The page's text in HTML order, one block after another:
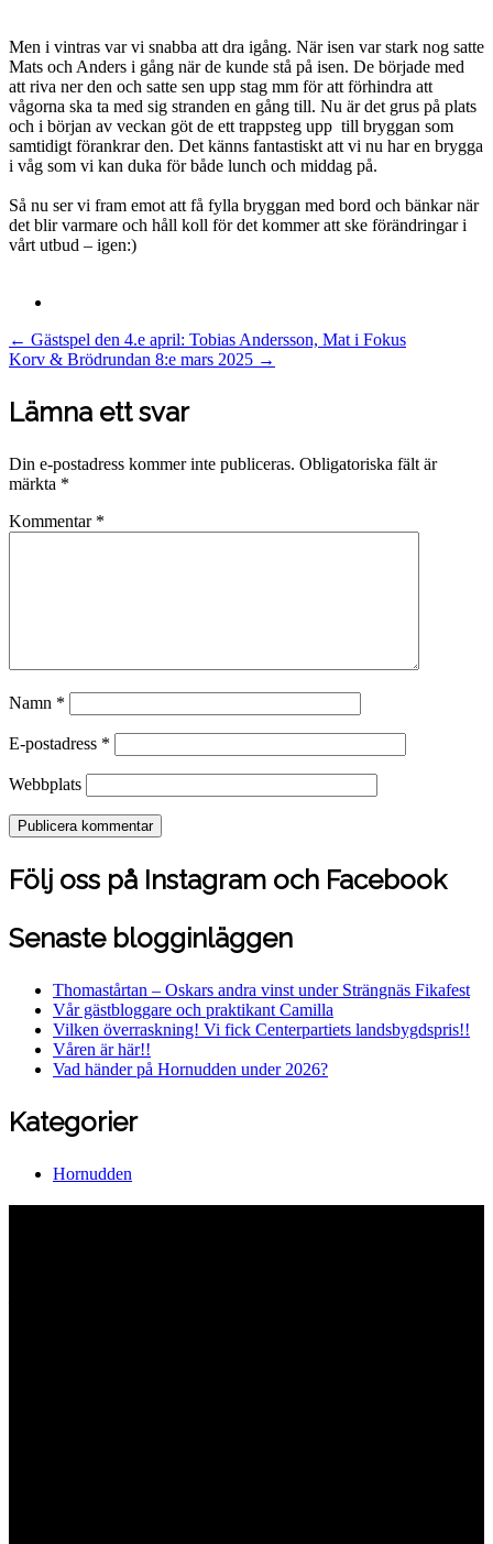
Men i vintras var vi snabba att dra igång. När isen var stark nog satte
Mats och Anders i gång när de kunde stå på isen. De började med
att riva ner den och satte sen upp stag mm för att förhindra att
vågorna ska ta med sig stranden en gång till. Nu är det grus på plats
och i början av veckan göt de ett trappsteg upp till bryggan som
samtidigt förankrar den. Det känns fantastiskt att vi nu har en brygga
i våg som vi kan duka för både lunch och middag på.
Så nu ser vi fram emot att få fylla bryggan med bord och bänkar när
det blir varmare och håll koll för det kommer att ske förändringar i
vårt utbud – igen:)
Post
navigation
← Gästspel den 4.e april: Tobias Andersson, Mat i Fokus
Korv & Brödrundan 8:e mars 2025 →
Lämna ett svar
Din e-postadress kommer inte publiceras. Obligatoriska fält är
märkta *
Kommentar *
Namn *
E-postadress *
Webbplats
Följ oss på Instagram och Facebook
Senaste blogginläggen
Thomastårtan – Oskars andra vinst under Strängnäs Fikafest
Vår gästbloggare och praktikant Camilla
Vilken överraskning! Vi fick Centerpartiets landsbygdspris!!
Våren är här!!
Vad händer på Hornudden under 2026?
Kategorier
Hornudden